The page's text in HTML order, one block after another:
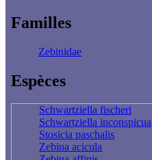
Familles
Zebinidae
Espèces
Schwartziella fischeri
Schwartziella inconspicua
Stosicia paschalis
Zebina acicula